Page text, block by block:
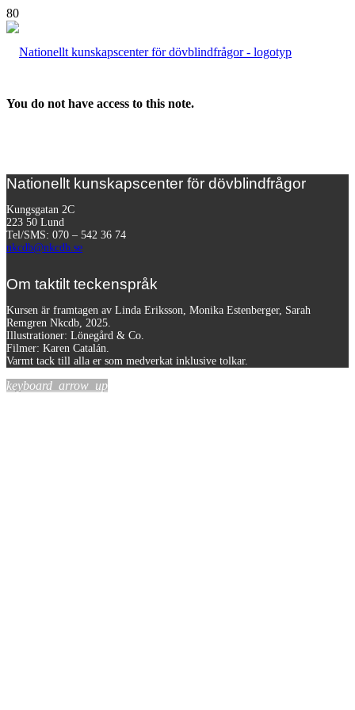
You do not have access to this note.
Nationellt kunskapscenter för dövblindfrågor
Kungsgatan 2C
223 50 Lund
Tel/SMS: 070 – 542 36 74
nkcdb@nkcdb.se
Om taktilt teckenspråk
Kursen är framtagen av Linda Eriksson, Monika Estenberger, Sarah
Remgren Nkcdb, 2025.
Illustrationer: Lönegård & Co.
Filmer: Karen Catalán.
Varmt tack till alla er som medverkat inklusive tolkar.
keyboard_arrow_up